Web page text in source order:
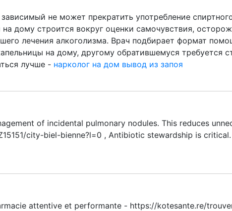
не может прекратить употребление
дому строится вокруг оценки самочувствия,
лечения алкоголизма. Врач подбирает формат
на дому, другому обратившемуся требуется
лучше - нарколог на дом вывод из запоя
of incidental pulmonary nodules. This reduces
city-biel-bienne?l=0 , Antibiotic stewardship is
attentive et performante - https://kotesante.re/